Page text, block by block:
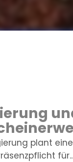
plant